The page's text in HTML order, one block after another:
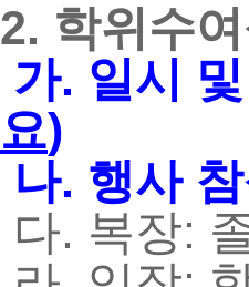
2. 학위수
가. 일시
요)
나. 행사
다. 복장: